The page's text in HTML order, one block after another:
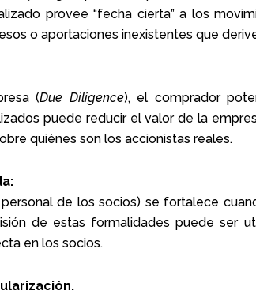
provee “fecha cierta” a los
o aportaciones inexistentes que
(Due Diligence), el comprador
puede reducir el valor de la
quiénes son los accionistas reales.
de los socios) se fortalece
de estas formalidades puede ser
en los socios.